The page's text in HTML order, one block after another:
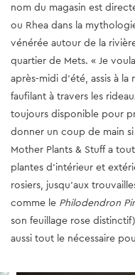
nom du magasin est
ou Rhea dans la
vénérée autour de la
quartier de Mets. « Je
après-midi d'été, assis à
faufilant à travers les
toujours disponible pour
donner un coup de main
Mother Plants & Stuff a
plantes d'intérieur et
rosiers, jusqu'aux
comme le Philodendron
son feuillage rose
aussi tout le nécessaire